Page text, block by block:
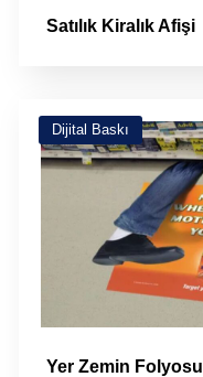
Satılık Kiralık Afişi
Dijital Baskı
Yer Zemin Folyosu